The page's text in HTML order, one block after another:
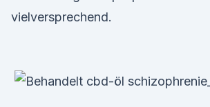
vielversprechend.